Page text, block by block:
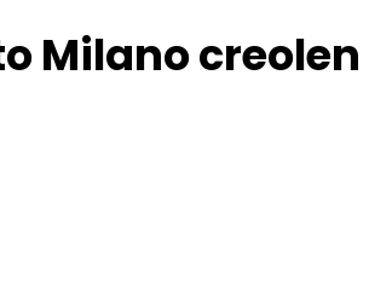
Milano creolen